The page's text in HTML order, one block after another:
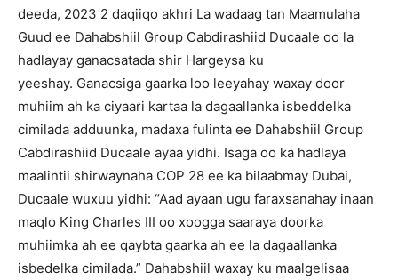
deeda, 2023 2 daqiiqo akhri La wadaag tan Maamulaha
Guud ee Dahabshiil Group Cabdirashiid Ducaale oo la
hadlayay ganacsatada shir Hargeysa ku
yeeshay. Ganacsiga gaarka loo leeyahay waxay door
muhiim ah ka ciyaari kartaa la dagaallanka isbeddelka
cimilada adduunka, madaxa fulinta ee Dahabshiil Group
Cabdirashiid Ducaale ayaa yidhi. Isaga oo ka hadlaya
maalintii shirwaynaha COP 28 ee ka bilaabmay Dubai,
Ducaale wuxuu yidhi: “Aad ayaan ugu faraxsanahay inaan
maqlo King Charles III oo xoogga saaraya doorka
muhiimka ah ee qaybta gaarka ah ee la dagaallanka
isbedelka cimilada.” Dahabshiil waxay ku maalgelisaa